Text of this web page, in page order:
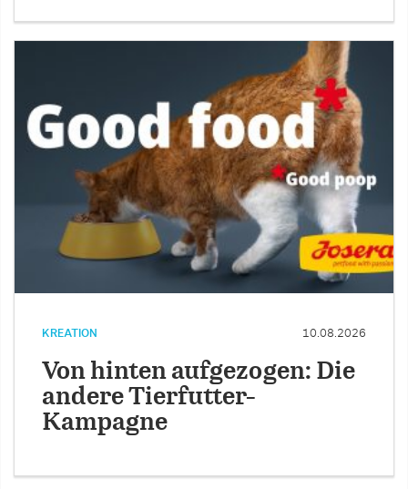
KREATION 10.08.2026
Von hinten aufgezogen: Die
andere Tierfutter-
Kampagne